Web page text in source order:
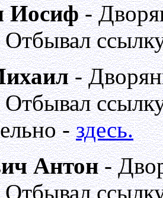
Иосиф-
-
-здесь.
Антон-